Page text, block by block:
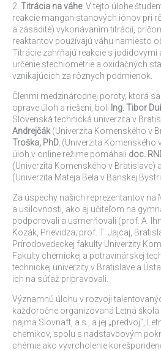
2. Titrácia na váhe: V tejto úlohe
reakcie manganistanových iónov pri
a zásadité) vykonávaním titrácií,
reaktantov používajú váhu namiesto
Titrácie zahŕňajú reakcie s jodidovými
určenie stechiometrie a oxidačných
vznikajúcich za rôznych podmienok.
Členmi medzinárodnej poroty, ktorá
oprave úloh a riešení, boli Ing. Tibor
Slovenská technická univerzita v
Andrejčák (Univerzita Komenského v
Troška, PhD. (Univerzita Komenského
úloh v online režime pomáhali doc.
(Univerzita Komenského v Bratislave) a
(Univerzita Mateja Bela v Banskej
Za úspechy našich reprezentantov na
a usilovnosti, ako aj učiteľom na
podporovali a usmerňovali (prof. A.
Kozák, Prievidza; prof. T. Jajcaj,
Prírodovedeckej fakulty Univerzity
Fakulty chemickej a potravinárskej
technickej univerzity v Bratislave a
ich na súťaž pripravovali.
Významnú úlohu v rozvoji
každoročne organizovaná Letná
najmä Slovnaft, a.s., a jej „predvoj“,
chemikov, spolu s nadstavbovým
chémie ako vyvrcholenie